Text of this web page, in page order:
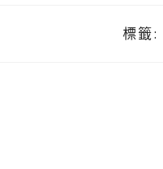
標籤: